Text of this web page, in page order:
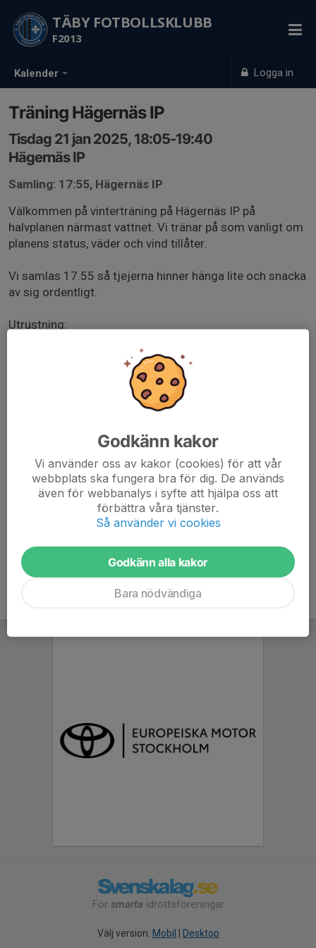
Kalender Logga in
TÄBY FOTBOLLSKLUBB
F2013
Träning Hägernäs IP
Tisdag 21 jan 2025, 18:05-19:40
Hägernäs IP
Samling: 17:55, Hägernäs IP
Välkommen på vinterträning på Hägernäs IP på
halvplanen närmast vattnet. Vi tränar på som vanligt om
planens status, väder och vind tillåter.
Vi samlas 17.55 så tjejerna hinner hänga lite och snacka
av sig ordentligt.
Utrustning:
- Kläder efter väder – alltid lämpliga överdragskläder för
stretch och genomgång
- Tillräckligt mycket vätska – helst inte iskall från början
- Hopprep och sittunderlag i ryggsäck
Skicka sms till Klas på 070-2955775
För smarta idrottsföreningar
Välj version: Mobil Desktop
Godkänn kakor
Vi använder oss av kakor (cookies) för att vår
webbplats ska fungera bra för dig. De används
även för webbanalys i syfte att hjälpa oss att
förbättra våra tjänster.
Så använder vi cookies
Godkänn alla kakor
Bara nödvändiga